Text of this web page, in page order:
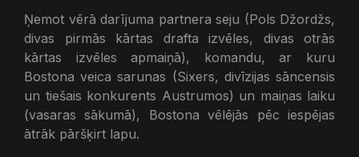
Ņemot vērā darījuma partnera seju (Pols Džordžs,
divas pirmās kārtas drafta izvēles, divas otrās
kārtas izvēles apmaiņā), komandu, ar kuru
Bostona veica sarunas (Sixers, divīzijas sāncensis
un tiešais konkurents Austrumos) un maiņas laiku
(vasaras sākumā), Bostona vēlējās pēc iespējas
ātrāk pāršķirt lapu.